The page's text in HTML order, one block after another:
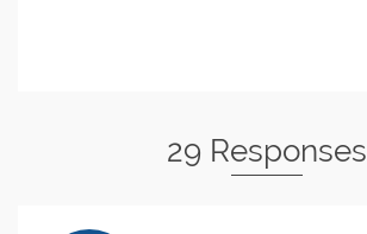
29 Responses